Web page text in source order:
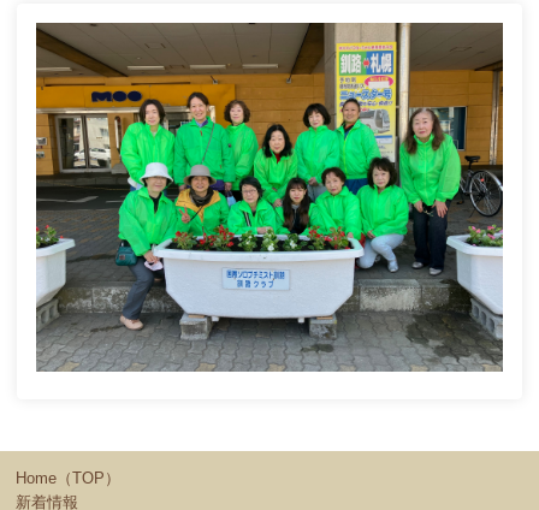
Home（TOP）
新着情報